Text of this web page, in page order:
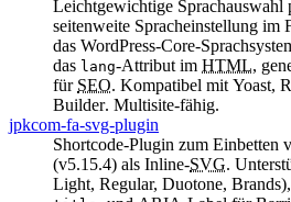
Leichtgewichtige Sprachauswahl
seitenweite Spracheinstellung im
das WordPress-Core-
das lang-Attribut im HTML,
für SEO. Kompatibel mitYoast,
Builder. Multisite-fähig.
jpkcom-fa-svg-plugin
Shortcode-Plugin zum Einbetten
(v5.15.4) als Inline-SVG.
Light, Regular, Duotone, Brands),